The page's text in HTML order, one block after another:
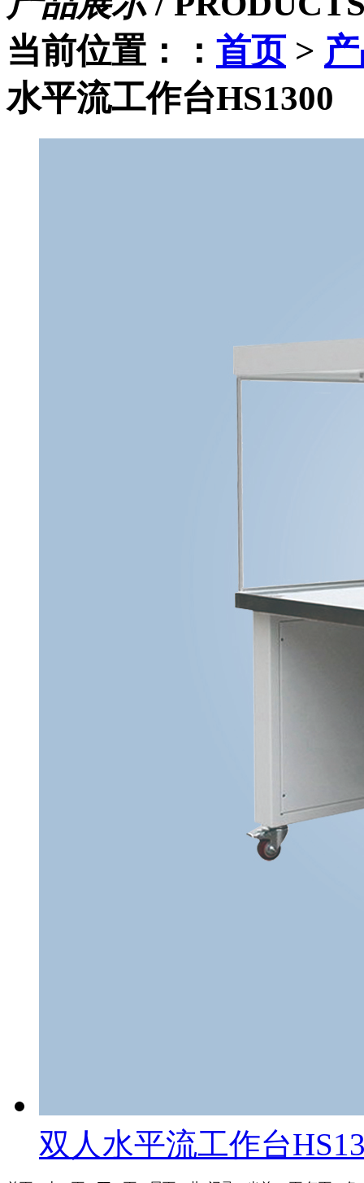
当前位置：： 首页>
水平流工作台HS1300
双人水平流工作台